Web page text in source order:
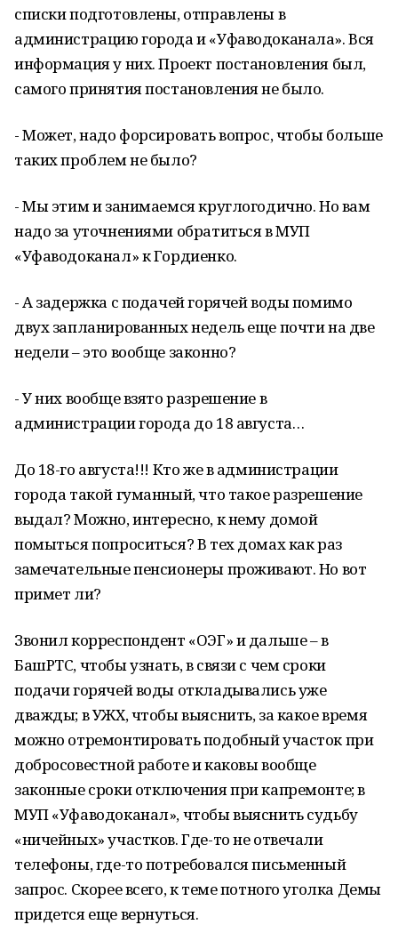
списки подготовлены, отправлены в
администрацию города и «Уфаводоканала». Вся
информация у них. Проект постановления был,
самого принятия постановления не было.
- Может, надо форсировать вопрос, чтобы больше
таких проблем не было?
- Мы этим и занимаемся круглогодично. Но вам
надо за уточнениями обратиться в МУП
«Уфаводоканал» к Гордиенко.
- А задержка с подачей горячей воды помимо
двух запланированных недель еще почти на две
недели – это вообще законно?
- У них вообще взято разрешение в
администрации города до 18 августа…
До 18-го августа!!! Кто же в администрации
города такой гуманный, что такое разрешение
выдал? Можно, интересно, к нему домой
помыться попроситься? В тех домах как раз
замечательные пенсионеры проживают. Но вот
примет ли?
Звонил корреспондент «ОЭГ» и дальше – в
БашРТС, чтобы узнать, в связи с чем сроки
подачи горячей воды откладывались уже
дважды; в УЖХ, чтобы выяснить, за какое время
можно отремонтировать подобный участок при
добросовестной работе и каковы вообще
законные сроки отключения при капремонте; в
МУП «Уфаводоканал», чтобы выяснить судьбу
«ничейных» участков. Где-то не отвечали
телефоны, где-то потребовался письменный
запрос. Скорее всего, к теме потного уголка Демы
придется еще вернуться.